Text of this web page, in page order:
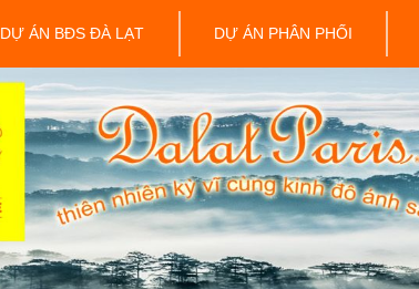
DỰ ÁN BĐS ĐÀ LẠT DỰ ÁN PHÂN PHỐI